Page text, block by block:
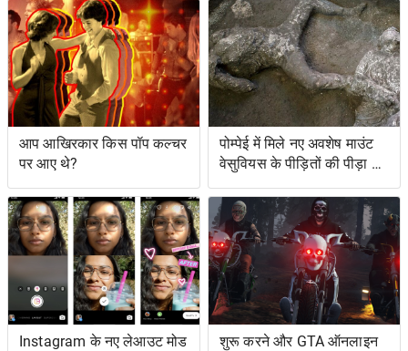
आप आखिरकार किस पॉप कल्चर
पर आए थे?
पोम्पेई में मिले नए अवशेष माउंट
वेसुवियस के पीड़ितों की पीड़ा को
दर्शाते हैं
Instagram के नए लेआउट मोड
शुरू करने और GTA ऑनलाइन